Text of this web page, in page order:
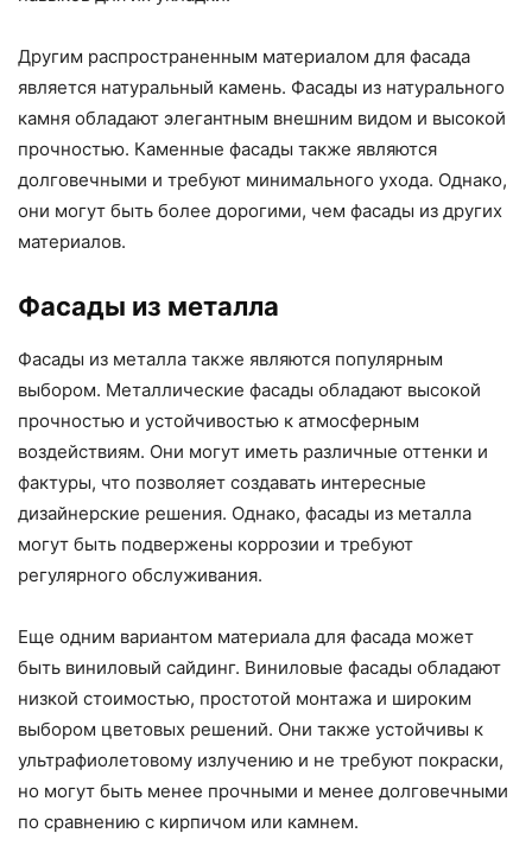
Другим распространенным материалом для фасада
является натуральный камень. Фасады из натурального
камня обладают элегантным внешним видом и высокой
прочностью. Каменные фасады также являются
долговечными и требуют минимального ухода. Однако,
они могут быть более дорогими, чем фасады из других
материалов.
Фасады из металла
Фасады из металла также являются популярным
выбором. Металлические фасады обладают высокой
прочностью и устойчивостью к атмосферным
воздействиям. Они могут иметь различные оттенки и
фактуры, что позволяет создавать интересные
дизайнерские решения. Однако, фасады из металла
могут быть подвержены коррозии и требуют
регулярного обслуживания.
Еще одним вариантом материала для фасада может
быть виниловый сайдинг. Виниловые фасады обладают
низкой стоимостью, простотой монтажа и широким
выбором цветовых решений. Они также устойчивы к
ультрафиолетовому излучению и не требуют покраски,
но могут быть менее прочными и менее долговечными
по сравнению с кирпичом или камнем.